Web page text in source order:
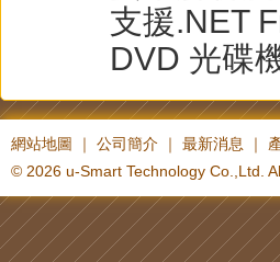
支援.NET
DVD 光碟
網站地圖 ｜ 公司簡介 ｜ 最新消息 ｜
© 2026 u-Smart Technology Co.,Ltd.